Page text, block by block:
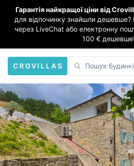
Гарантія найкращої ціни від
для відпочинку знайшли дешевше?
через LiveChat або електронну
100 € дешевше!
CROVILLAS